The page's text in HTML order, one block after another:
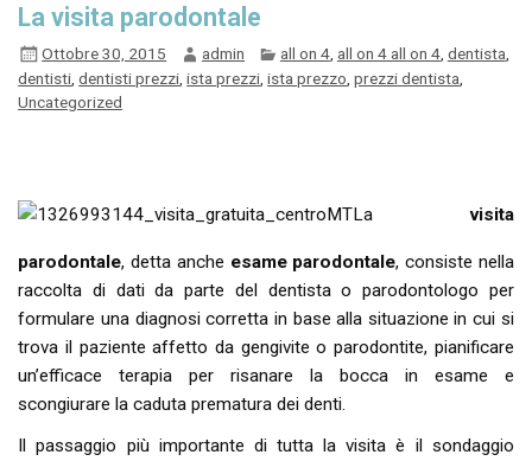
La visita parodontale
Ottobre 30, 2015 admin all on 4, all on 4 all on 4, dentista
dentisti,dentisti prezzi,ista prezzi,ista prezzo,prezzi dentista,
Uncategorized
Lavisita
parodontale, detta anche esame parodontale, consiste nella
raccolta di dati da parte del dentista o parodontologo per
formulare una diagnosi corretta in base alla situazione in cui si
trova il paziente affetto da gengivite o parodontite, pianificare
un’efficace terapia per risanare la bocca in esame e
scongiurare la caduta prematura dei denti.
Il passaggio più importante di tutta la visita è il sondaggio